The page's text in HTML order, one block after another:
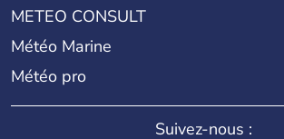
METEO CONSULT
Météo Marine
Météo pro
Suivez-nous :